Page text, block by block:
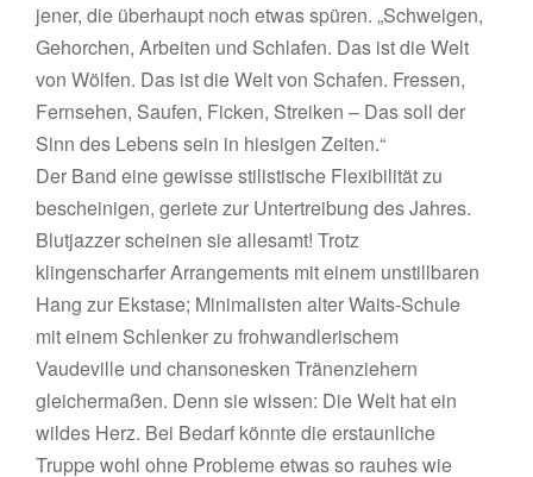
jener, die überhaupt noch etwas spüren. „Schweigen,
Gehorchen, Arbeiten und Schlafen. Das ist die Welt
von Wölfen. Das ist die Welt von Schafen. Fressen,
Fernsehen, Saufen, Ficken, Streiken – Das soll der
Sinn des Lebens sein in hiesigen Zeiten.“
Der Band eine gewisse stilistische Flexibilität zu
bescheinigen, geriete zur Untertreibung des Jahres.
Blutjazzer scheinen sie allesamt! Trotz
klingenscharfer Arrangements mit einem unstillbaren
Hang zur Ekstase; Minimalisten alter Waits-Schule
mit einem Schlenker zu frohwandlerischem
Vaudeville und chansonesken Tränenziehern
gleichermaßen. Denn sie wissen: Die Welt hat ein
wildes Herz. Bei Bedarf könnte die erstaunliche
Truppe wohl ohne Probleme etwas so rauhes wie